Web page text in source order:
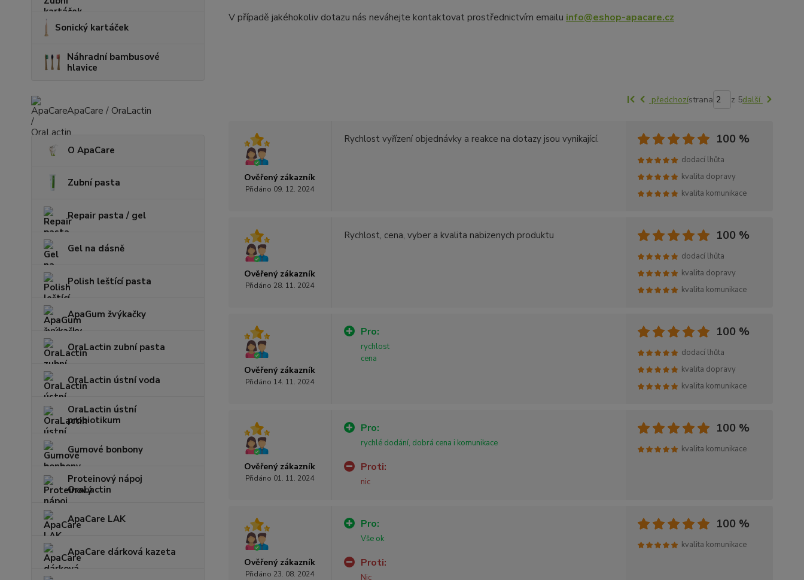
Sonický kartáček
Náhradní bambusové
hlavice
ApaCare / OraLactin
O ApaCare
Zubní pasta
Repair pasta / gel
Gel na dásně
Polish leštící pasta
ApaGum žvýkačky
OraLactin zubní pasta
OraLactin ústní voda
OraLactin ústní
probiotikum
Gumové bonbony
Proteinový nápoj
OraLactin
ApaCare LAK
ApaCare dárková kazeta
V případě jakéhokoliv dotazu nás neváhejte kontaktovat prostřednictvím emailu info@eshop-apacare.cz
předchozístrana z 5další
Ověřený zákazník
Přidáno 09. 12. 2024
Rychlost vyřízení objednávky a reakce na dotazy jsou vynikající. 100 %
dodací lhůta
kvalita dopravy
kvalita komunikace
Ověřený zákazník
Přidáno 28. 11. 2024
Rychlost, cena, vyber a kvalita nabizenych produktu 100 %
dodací lhůta
kvalita dopravy
kvalita komunikace
Ověřený zákazník
Přidáno 14. 11. 2024
Pro:
rychlost
cena
100 %
dodací lhůta
kvalita dopravy
kvalita komunikace
Ověřený zákazník
Přidáno 01. 11. 2024
Pro:
rychlé dodání, dobrá cena i komunikace
Proti:
nic
100 %
kvalita komunikace
Ověřený zákazník
Přidáno 23. 08. 2024
Pro:
Vše ok
Proti:
Nic
100 %
kvalita komunikace